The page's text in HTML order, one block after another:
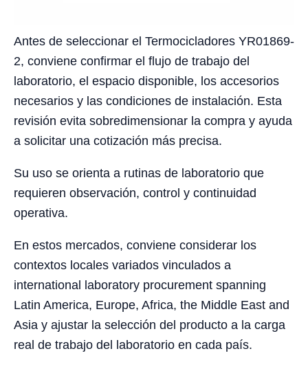
Antes de seleccionar el Termocicladores YR01869-
2, conviene confirmar el flujo de trabajo del
laboratorio, el espacio disponible, los accesorios
necesarios y las condiciones de instalación. Esta
revisión evita sobredimensionar la compra y ayuda
a solicitar una cotización más precisa.
Su uso se orienta a rutinas de laboratorio que
requieren observación, control y continuidad
operativa.
En estos mercados, conviene considerar los
contextos locales variados vinculados a
international laboratory procurement spanning
Latin America, Europe, Africa, the Middle East and
Asia y ajustar la selección del producto a la carga
real de trabajo del laboratorio en cada país.